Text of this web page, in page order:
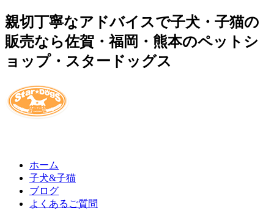
親切丁寧なアドバイスで子犬・子猫の
販売なら佐賀・福岡・熊本のペットシ
ョップ・スタードッグス
ホーム
子犬&子猫
ブログ
よくあるご質問